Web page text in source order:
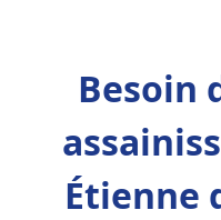
Besoin
Étienne